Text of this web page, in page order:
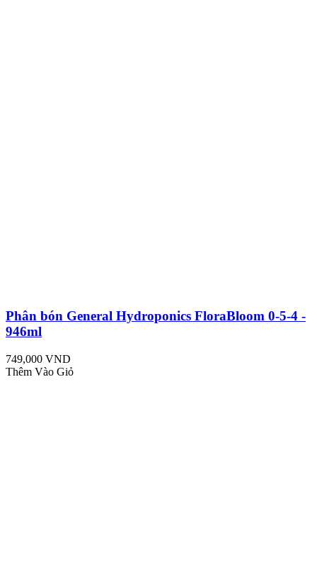
Phân bón General Hydroponics FloraBloom 0-5-4 -
946ml
749,000 VND
Thêm Vào Giỏ